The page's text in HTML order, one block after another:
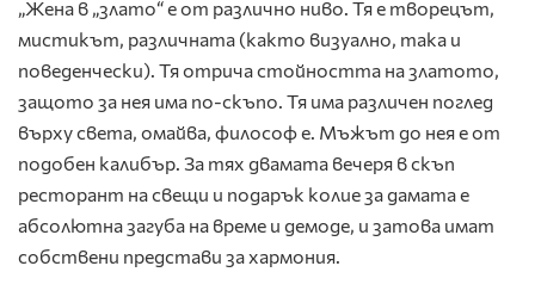
„Жена в „злато“ е от различно ниво. Тя е творецът,
мистикът, различната (както визуално, така и
поведенчески). Тя отрича стойността на златото,
защото за нея има по-скъпо. Тя има различен поглед
върху света, омайва, философ е. Мъжът до нея е от
подобен калибър. За тях двамата вечеря в скъп
ресторант на свещи и подарък колие за дамата е
абсолютна загуба на време и демоде, и затова имат
собствени представи за хармония.